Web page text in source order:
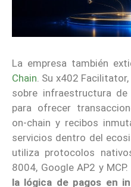
La empresa también
Chain. Su x402
sobre infraestructura de
para ofrecer
on-chain y recibos
servicios dentro del
utiliza protocolos
8004, Google AP2 y MCP.
la lógica de pagos en